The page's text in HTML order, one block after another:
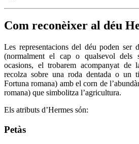
Com reconèixer al déu
Les representacions del déu poden ser
(normalment el cap o qualsevol dels
ocasions, el trobarem acompanyat de
recolza sobre una roda dentada o un
Fortuna romana) amb el corn de
romana) que simbolitza l’agricultura.
Els atributs d’Hermes són:
Petàs